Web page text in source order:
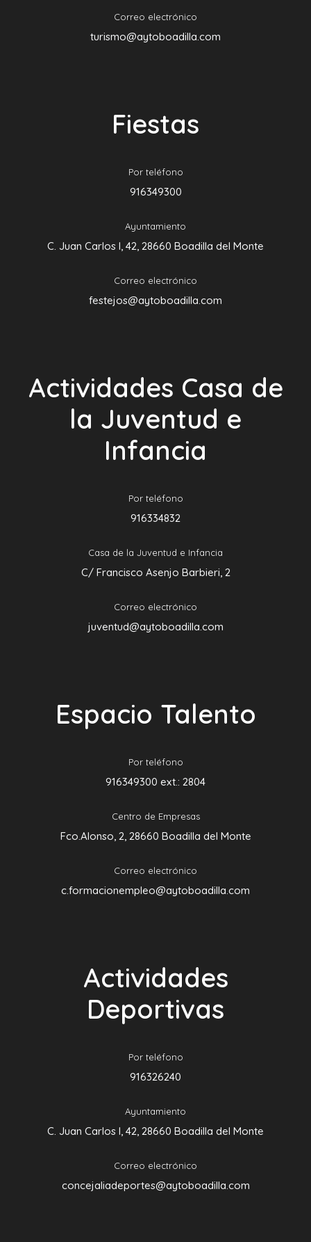
Correo electrónico
turismo@aytoboadilla.com
Fiestas
Por teléfono
916349300
Ayuntamiento
C. Juan Carlos I, 42, 28660 Boadilla del Monte
Correo electrónico
festejos@aytoboadilla.com
Actividades Casa de
la Juventud e
Infancia
Por teléfono
916334832
Casa de la Juventud e Infancia
C/ Francisco Asenjo Barbieri, 2
Correo electrónico
juventud@aytoboadilla.com
Espacio Talento
Por teléfono
916349300 ext.: 2804
Centro de Empresas
Fco.Alonso, 2, 28660 Boadilla del Monte
Correo electrónico
c.formacionempleo@aytoboadilla.com
Actividades
Deportivas
Por teléfono
916326240
Ayuntamiento
C. Juan Carlos I, 42, 28660 Boadilla del Monte
Correo electrónico
concejaliadeportes@aytoboadilla.com